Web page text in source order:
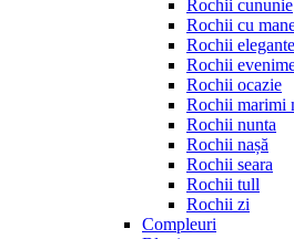
Rochii cununie
Rochii cu
Rochii elegante
Rochii
Rochii ocazie
Rochii marimi
Rochii nunta
Rochii nașă
Rochii seara
Rochii tull
Rochii zi
Compleuri